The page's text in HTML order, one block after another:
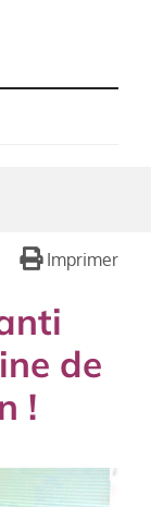
Imprimer
de
!